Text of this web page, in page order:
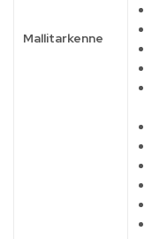
Mallitarkenne